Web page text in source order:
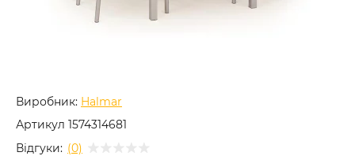
Виробник: Halmar
Артикул 1574314681
Відгуки: (0)